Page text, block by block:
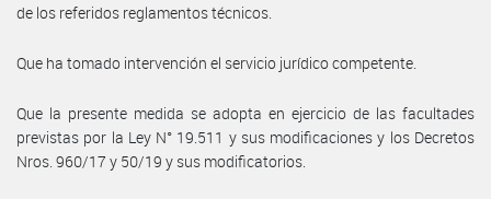
de los referidos reglamentos técnicos.
Que ha tomado intervención el servicio jurídico competente.
Que la presente medida se adopta en ejercicio de las facultades
previstas por la Ley N° 19.511 y sus modificaciones y los Decretos
Nros. 960/17 y 50/19 y sus modificatorios.